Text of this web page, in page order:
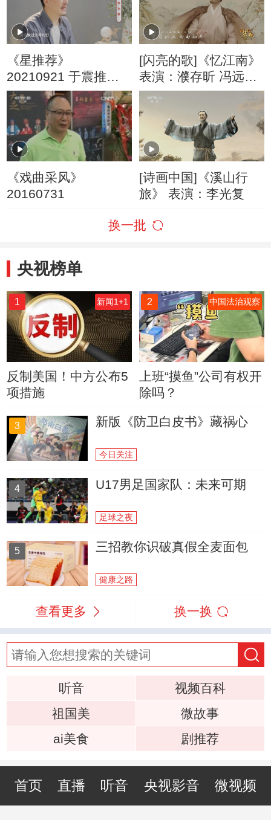
《星推荐》
20210921 于震推荐
《铁道风云》
[闪亮的歌]《忆江南》
表演：濮存昕 冯远征
李立群 丁志诚 演唱：
阿云嘎 杨宗纬 郑棋元
蔡程昱
《戏曲采风》
20160731
[诗画中国]《溪山行
旅》 表演：李光复
换一批
央视榜单
1 新闻1+1
反制美国！中方公布5
项措施
2 中国法治观察
上班“摸鱼”公司有权开
除吗？
3 新版《防卫白皮书》藏祸心
今日关注
4 U17男足国家队：未来可期
足球之夜
5 三招教你识破真假全麦面包
健康之路
查看更多 换一换
听音
视频百科
祖国美
微故事
ai美食
剧推荐
首页 直播 听音 央视影音 微视频